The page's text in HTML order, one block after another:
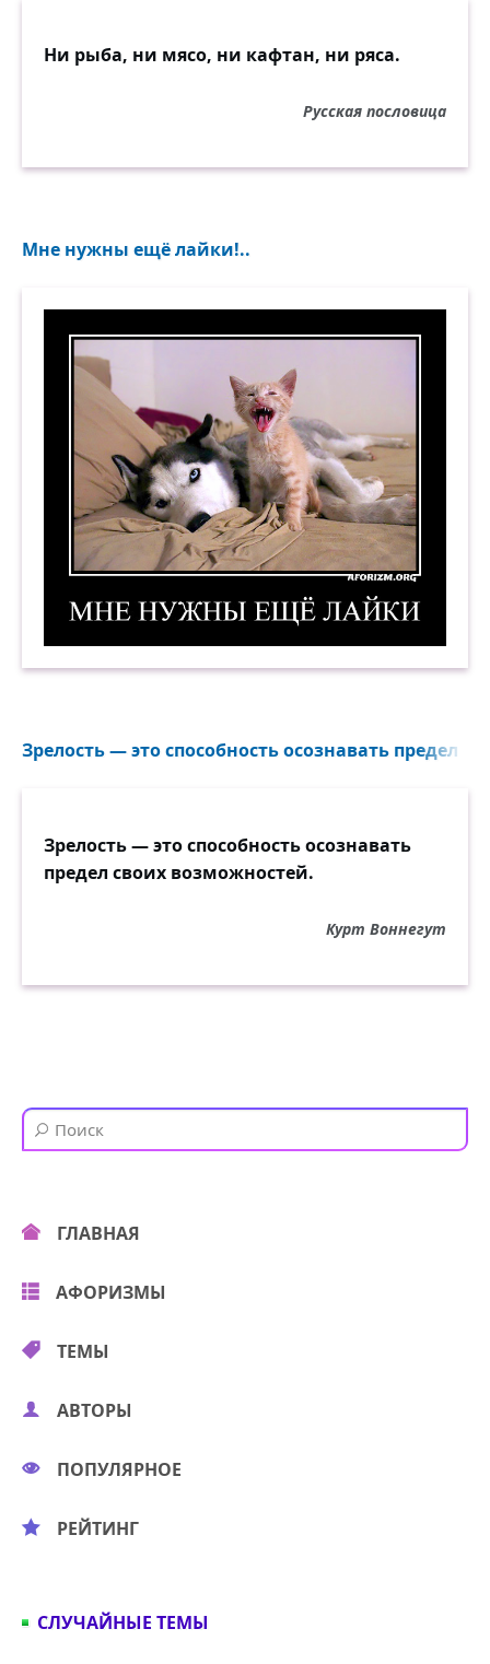
Ни рыба, ни мясо, ни кафтан, ни ряса.
Русская пословица
Мне нужны ещё лайки!..
Зрелость — это способность осознавать предел
Зрелость — это способность осознавать
предел своих возможностей.
Курт Воннегут
ГЛАВНАЯ
АФОРИЗМЫ
ТЕМЫ
АВТОРЫ
ПОПУЛЯРНОЕ
РЕЙТИНГ
СЛУЧАЙНЫЕ ТЕМЫ